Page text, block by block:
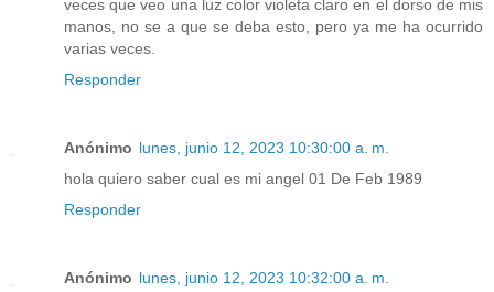
veces que veo una luz color violeta claro en el dorso de mis
manos, no se a que se deba esto, pero ya me ha ocurrido
varias veces.
Responder
Anónimo lunes, junio 12, 2023 10:30:00 a. m.
hola quiero saber cual es mi angel 01 De Feb 1989
Responder
Anónimo lunes, junio 12, 2023 10:32:00 a. m.